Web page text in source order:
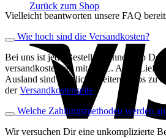
Zurück zum Shop
Vielleicht beantworten unsere FAQ
Wie hoch sind die Versandkosten?
Bei uns ist jede Bestellung innerhalb
versandkostenfrei mit DHL. Auch
Ausland sind möglich. Weitere Infos zu
derVersandkostenseite
Welche Zahlungsmethoden werden
Wir versuchen Dir eine unkomplizierte